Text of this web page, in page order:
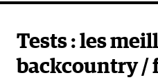
Tests : les
backcountry /